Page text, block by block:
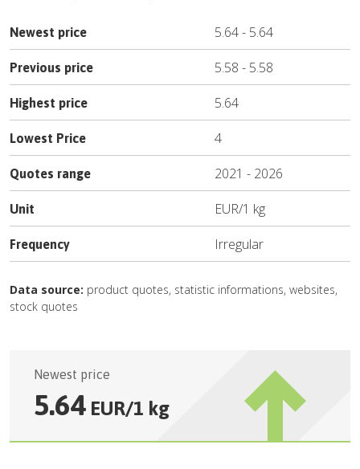
Newest price 5.64- 5.64
Previous price 5.58 - 5.58
Highest price 5.64
Lowest Price 4
Quotes range 2021 - 2026
Unit EUR/1 kg
Frequency Irregular
Data source: product quotes, statistic informations, websites,
stock quotes
Newest price
5.64 EUR/1 kg